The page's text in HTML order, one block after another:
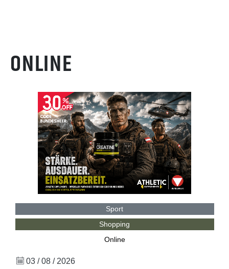
ONLINE
Sport
Shopping
Online
03 / 08 / 2026